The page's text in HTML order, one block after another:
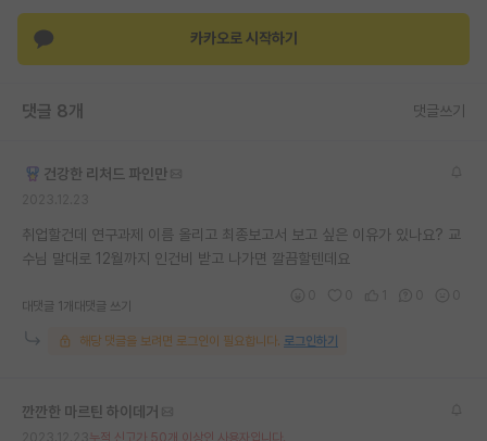
특수/전문대학원 게시판
반도체/AI 게시판
장학금/장학생 게시판
커리어
재팬라운지 🌸
카카오로 시작하기
댓글 8개 댓글쓰기
건강한 리처드 파인만
취업할건데 연구과제 이름 올리고 최종보고서 보고 싶은 이유가 있나요? 교
수님 말대로 12월까지 인건비 받고 나가면 깔끔할텐데요
대댓글 1개 대댓글 쓰기
해당 댓글을 보려면 로그인이 필요합니다. 로그인하기
깐깐한 마르틴 하이데거
누적 신고가 50개 이상인 사용자입니다.